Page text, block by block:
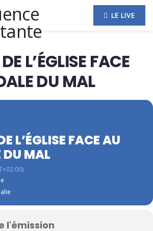
LE LIVE
L’ÉGLISE FACE
DU MAL
L’ÉGLISE FACE AU
DU MAL
l'émission